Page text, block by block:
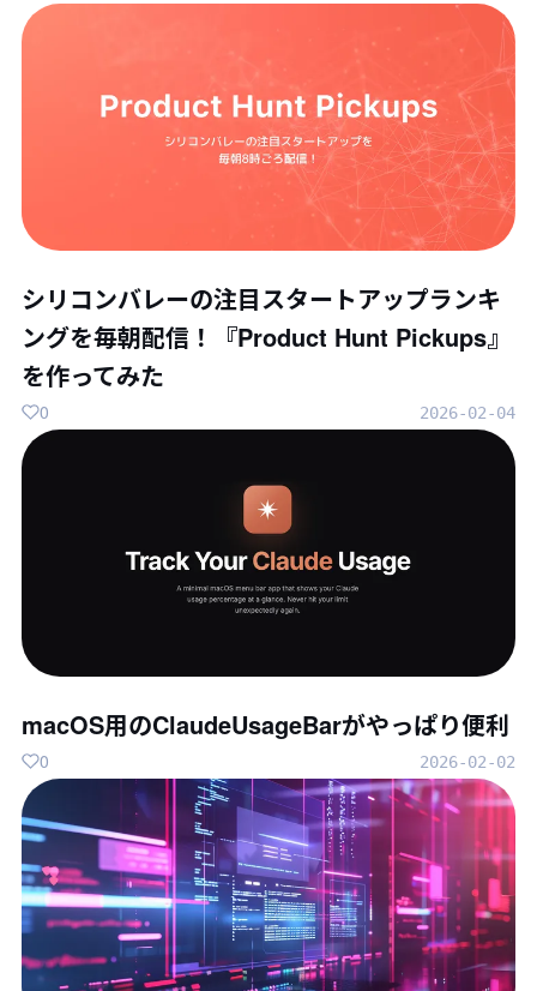
シリコンバレーの注目スタートアップランキ
ングを毎朝配信！『Product Hunt Pickups』
を作ってみた
2026-02-04
0
macOS用のClaudeUsageBarがやっぱり便利
2026-02-02
0